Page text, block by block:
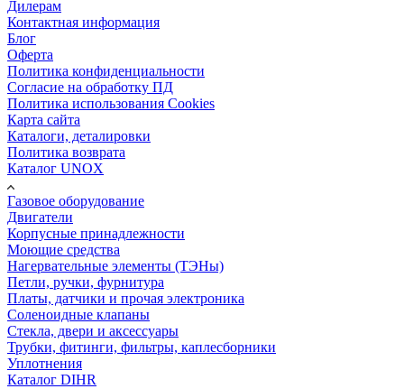
Дилерам
Контактная информация
Блог
Оферта
Политика конфиденциальности
Согласие на обработку ПД
Политика использования Cookies
Карта сайта
Каталоги, деталировки
Политика возврата
Каталог UNOX
Газовое оборудование
Двигатели
Корпусные принадлежности
Моющие средства
Нагервательные элементы (ТЭНы)
Петли, ручки, фурнитура
Платы, датчики и прочая электроника
Соленоидные клапаны
Стекла, двери и аксессуары
Трубки, фитинги, фильтры, каплесборники
Уплотнения
Каталог DIHR